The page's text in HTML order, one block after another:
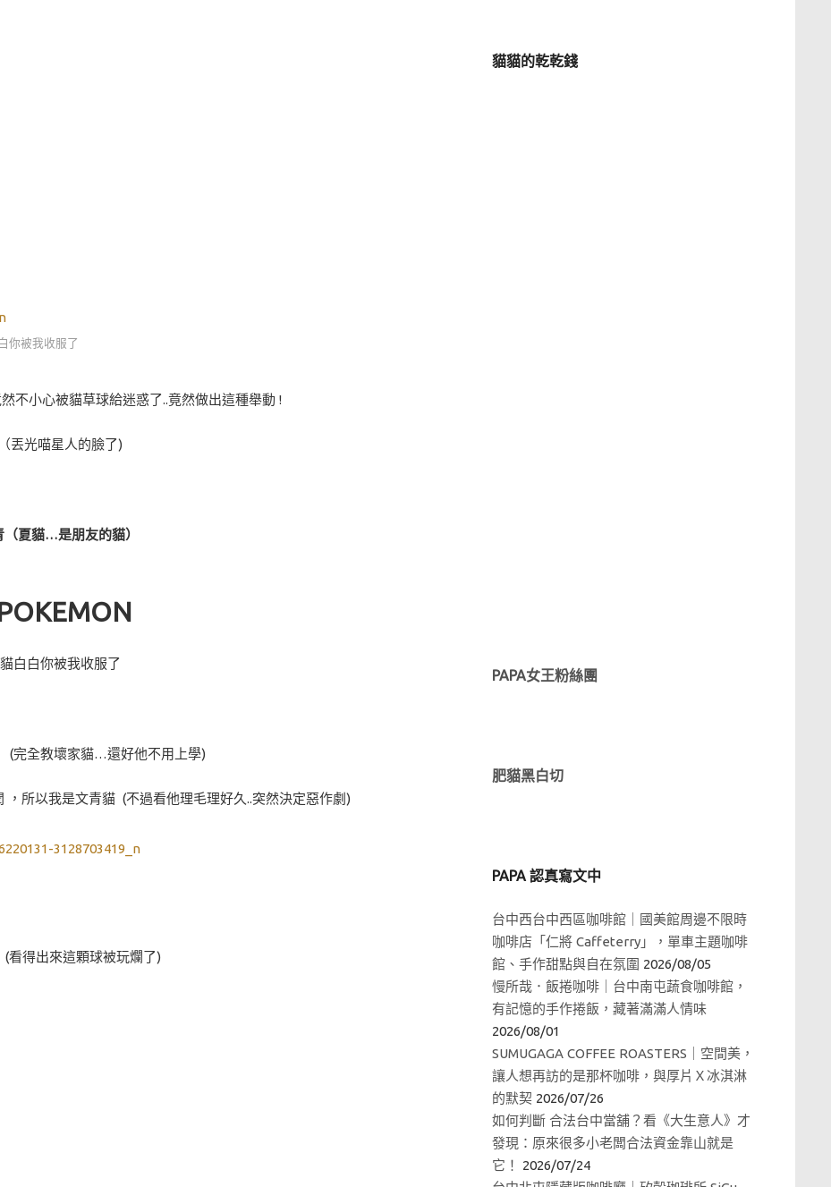
你被我收服了
不小心被貓草球給迷惑了..竟然做出這種舉動 !
（丟光喵星人的臉了)
（夏貓…是朋友的貓）
貓白白你被我收服了
(完全教壞家貓…還好他不用上學)
，所以我是文青貓 (不過看他理毛理好久..突然決定惡作劇)
出來這顆球被玩爛了)
貓貓的乾乾錢
PAPA女王粉絲團
肥貓黑白切
PAPA 認真寫文中
台中西台中西區咖啡館｜國美館周邊不限時
咖啡店「仁將 Caffeterry」，單車主題咖啡
館、手作甜點與自在氛圍 2026/08/05
慢所哉．飯捲咖啡｜台中南屯蔬食咖啡館，
有記憶的手作捲飯，藏著滿滿人情味
2026/08/01
SUMUGAGA COFFEE ROASTERS｜空間美，
讓人想再訪的是那杯咖啡，與厚片Ｘ冰淇淋
的默契 2026/07/26
如何判斷 合法台中當舖？看《大生意人》才
發現：原來很多小老闆合法資金靠山就是
它！
2026/07/24